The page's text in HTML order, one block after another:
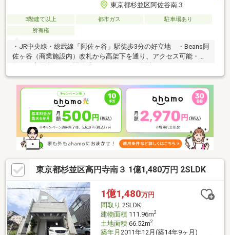
東京都杉並区阿佐谷南３
3階建て以上 都市ガス
駐車場あり
所有権
・JR中央線・総武線「阿佐ヶ谷」駅徒歩3分の好立地 ・Beans阿
佐ヶ谷（商業施設内）改札から高架下を通り、アクセス可能・南
チン ・ビルトイン車庫あり（※車種制限あり）
東京都杉並区高円寺南３ 1億1,480万円 2SLDK
1億1,480万円
間取り 2SLDK
建物面積111.96m2
土地面積66.52m2
築年月 2011年12月(築14年9ヶ月)